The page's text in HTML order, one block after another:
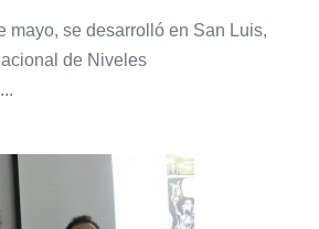
mayo, se desarrolló en San Luis,
de Niveles